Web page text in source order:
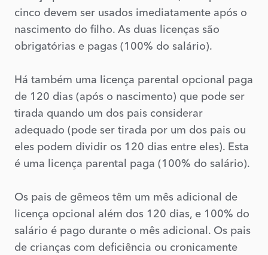
cinco devem ser usados imediatamente após o
nascimento do filho. As duas licenças são
obrigatórias e pagas (100% do salário).
Há também uma licença parental opcional paga
de 120 dias (após o nascimento) que pode ser
tirada quando um dos pais considerar
adequado (pode ser tirada por um dos pais ou
eles podem dividir os 120 dias entre eles). Esta
é uma licença parental paga (100% do salário).
Os pais de gêmeos têm um mês adicional de
licença opcional além dos 120 dias, e 100% do
salário é pago durante o mês adicional. Os pais
de crianças com deficiência ou cronicamente